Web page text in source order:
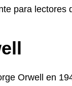
para lectores
Orwell en